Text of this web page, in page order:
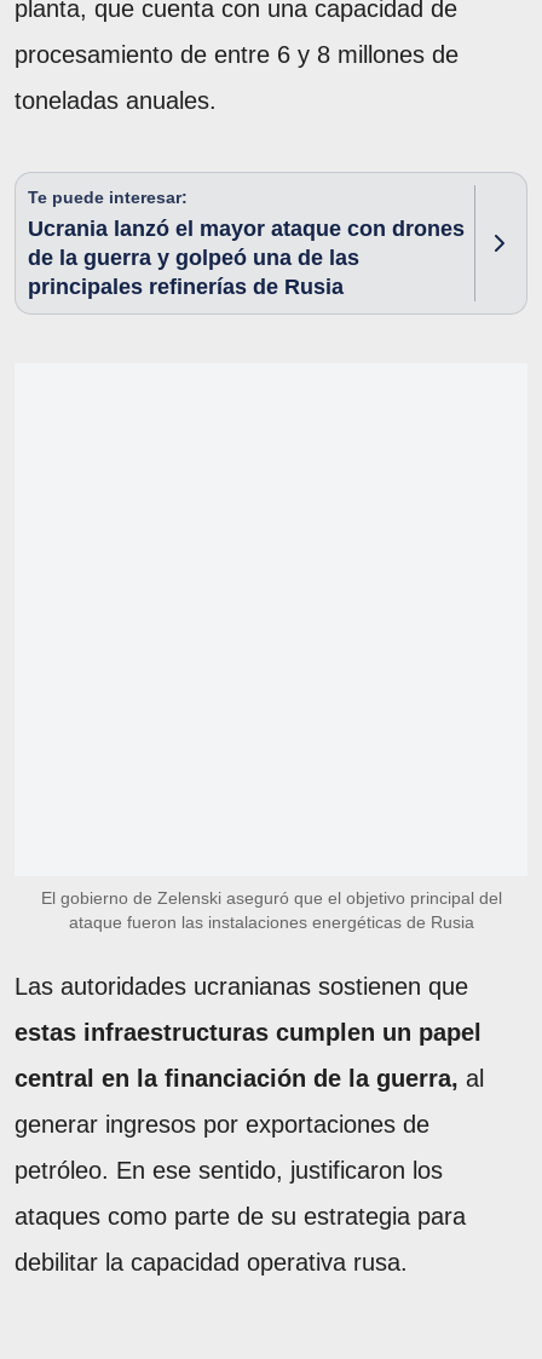
planta, que cuenta con una capacidad de
procesamiento de entre 6 y 8 millones de
toneladas anuales.
Te puede interesar:
Ucrania lanzó el mayor ataque con drones
de la guerra y golpeó una de las
principales refinerías de Rusia
El gobierno de Zelenski aseguró que el objetivo principal del
ataque fueron las instalaciones energéticas de Rusia
Las autoridades ucranianas sostienen que
estas infraestructuras cumplen un papel
central en la financiación de la guerra, al
generar ingresos por exportaciones de
petróleo. En ese sentido, justificaron los
ataques como parte de su estrategia para
debilitar la capacidad operativa rusa.